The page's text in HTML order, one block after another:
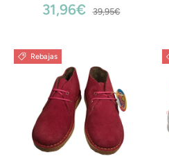
31,96€ 39,95€
Rebajas